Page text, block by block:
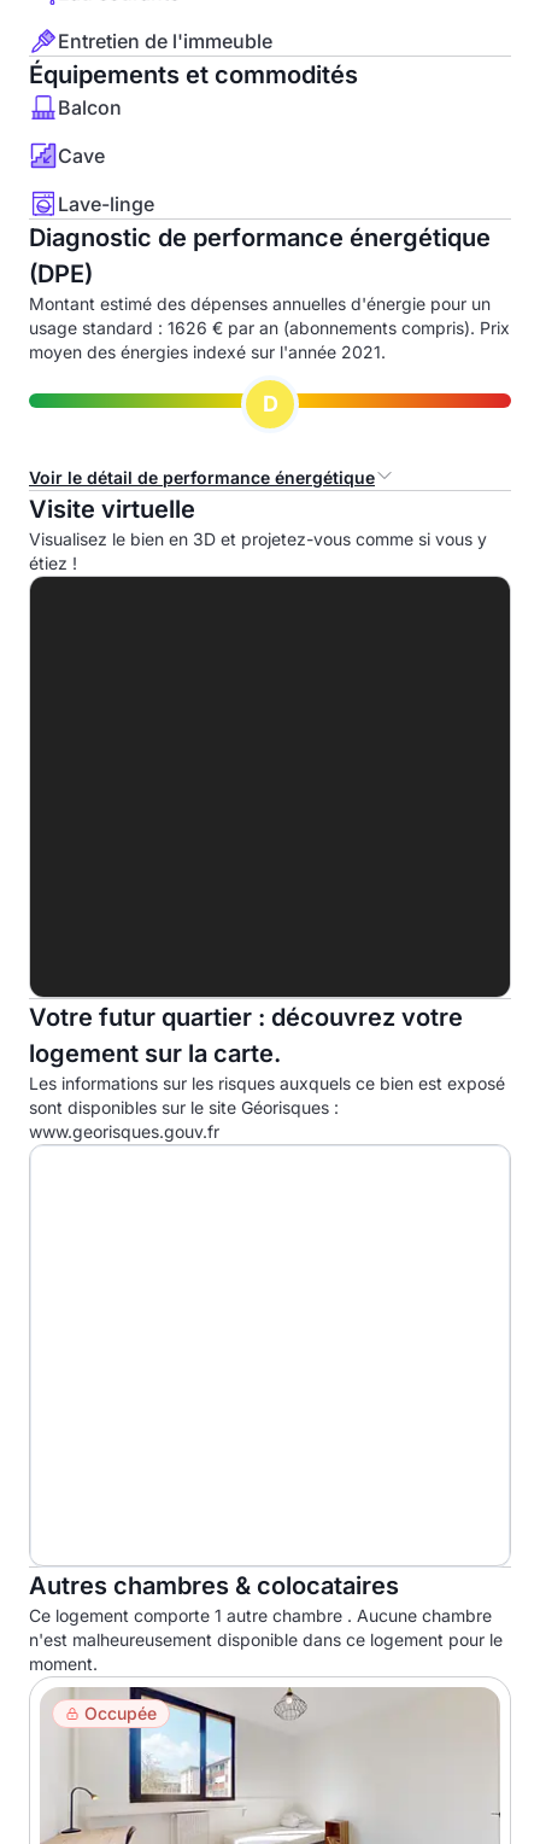
Entretien de l'immeuble
Équipements et commodités
Balcon
Cave
Lave-linge
Diagnostic de performance énergétique
(DPE)
Montant estimé des dépenses annuelles d'énergie pour un
usage standard : 1626 € par an (abonnements compris). Prix
moyen des énergies indexé sur l'année 2021.
D
Voir le détail de performance énergétique
Consommation d'énergie primaire (CEP)
A
C
16.0kg eqCO2/m².an
D
E
F
Visite virtuelle
Visualisez le bien en 3D et projetez-vous comme si vous y
étiez !
Votre futur quartier : découvrez votre
logement sur la carte.
Les informations sur les risques auxquels ce bien est exposé
sont disponibles sur le site Géorisques :
www.georisques.gouv.fr
Autres chambres & colocataires
Ce logement comporte 1 autre chambre . Aucune chambre
n'est malheureusement disponible dans ce logement pour le
moment.
Occupée